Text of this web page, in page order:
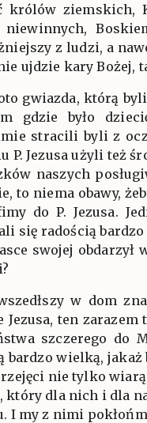
królów ziemskich,
niewinnych,
z ludzi, a
ujdzie kary Bożej,
gwiazda, którą
gdzie było
stracili byli z
P. Jezusa użyli też
naszych
to niema obawy,
do P. Jezusa.
się radością
swojej
w dom
Jezusa, ten
szczerego do
bardzo wielką,
nie tylko
który dla nich i dla
I my z nimi